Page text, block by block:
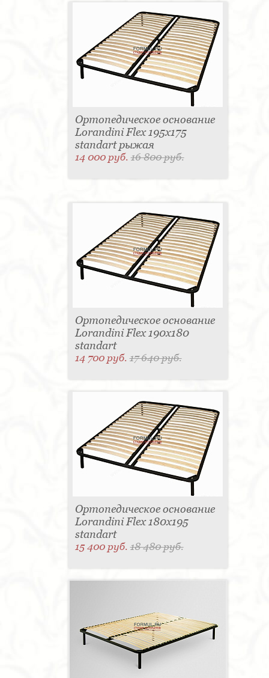
Ортопедическое основание
Lorandini Flex 195x175
standart рыжая
14 000 руб.16 800 руб.
Ортопедическое основание
Lorandini Flex 190x180
standart
14 700 руб.17 640 руб.
Ортопедическое основание
Lorandini Flex 180x195
standart
15 400 руб.18 480 руб.